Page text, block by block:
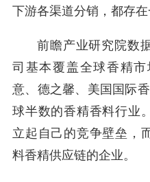
下游各渠道分销，都存在
前瞻产业研究院数
司基本覆盖全球香精
意、德之馨、美国国际
球半数的香精香料行业
立起自己的竞争壁垒，
料香精供应链的企业。